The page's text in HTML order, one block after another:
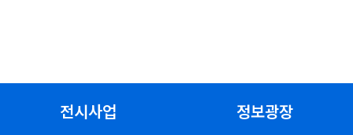
전시사업 정보광장